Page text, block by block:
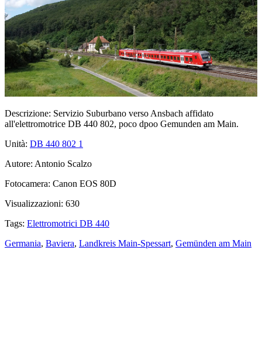
Descrizione: Servizio Suburbano verso Ansbach affidato
all'elettromotrice DB 440 802, poco dpoo Gemunden am Main.
Unità: DB 440 802 1
Autore: Antonio Scalzo
Fotocamera: Canon EOS 80D
Visualizzazioni: 630
Tags: Elettromotrici DB 440
Germania, Baviera, Landkreis Main-Spessart, Gemünden am Main